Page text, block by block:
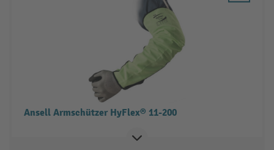
Ansell Armschützer HyFlex® 11-200